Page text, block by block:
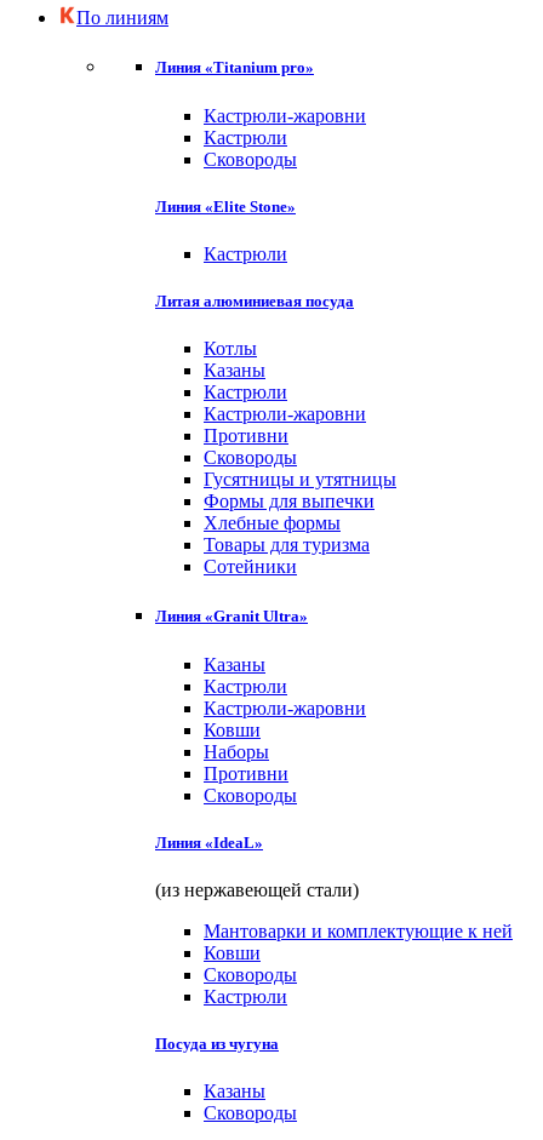
По линиям
Линия «Titanium pro»
Кастрюли-жаровни
Кастрюли
Сковороды
Линия «Elite Stone»
Кастрюли
Литая алюминиевая посуда
Котлы
Казаны
Кастрюли
Кастрюли-жаровни
Противни
Сковороды
Гусятницы и утятницы
Формы для выпечки
Хлебные формы
Товары для туризма
Сотейники
Линия «Granit Ultra»
Казаны
Кастрюли
Кастрюли-жаровни
Ковши
Наборы
Противни
Сковороды
Линия «IdeaL»
(из нержавеющей стали)
Мантоварки и комплектующие к ней
Ковши
Сковороды
Кастрюли
Посуда из чугуна
Казаны
Сковороды